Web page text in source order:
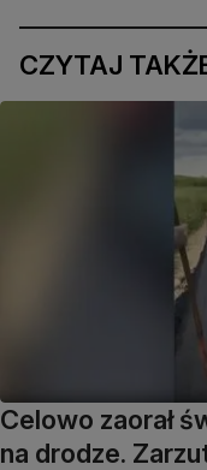
CZYTAJ
Celowo zaorał
na drodze.